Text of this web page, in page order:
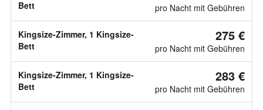
Bett
pro Nacht mit Gebühren
Kingsize-Zimmer, 1 Kingsize-
Bett
275 €
pro Nacht mit Gebühren
Kingsize-Zimmer, 1 Kingsize-
Bett
283 €
pro Nacht mit Gebühren